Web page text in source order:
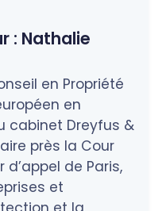
: Nathalie
en Propriété
en
cabinet Dreyfus &
près la Cour
de Paris,
et